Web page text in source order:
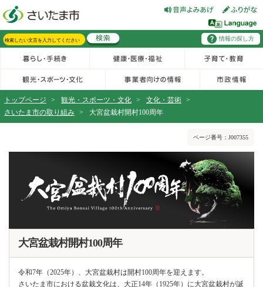
情報の探し方
トップページ > 観光・スポーツ・文化 > 文化・芸術 >
さいたま市の取り組み > 大宮盆栽村開村100周年
ページ番号：J007355
大宮盆栽村開村100周年
令和7年（2025年）、大宮盆栽村は開村100周年を迎えます。
さいたま市における盆栽文化は、大正14年（1925年）に大宮盆栽村が誕